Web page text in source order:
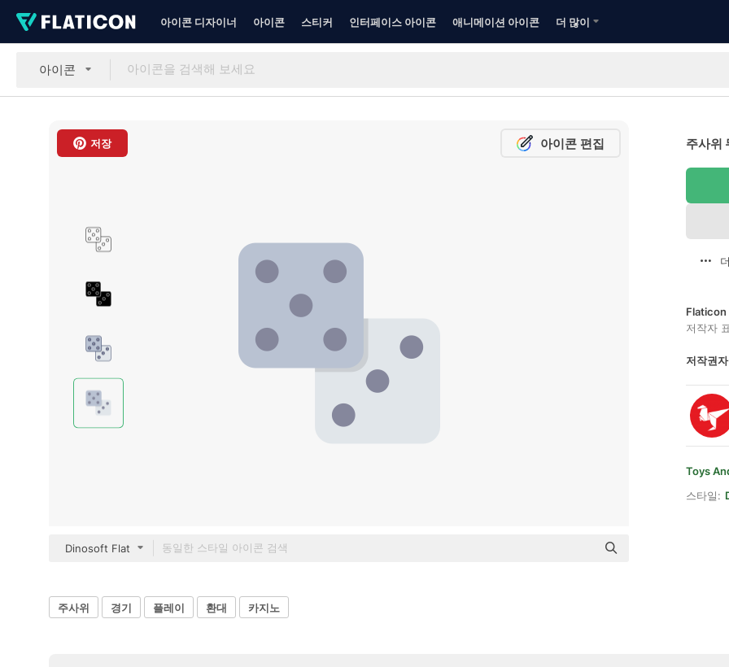
아이콘 디자이너 아이콘 스티커 인터페이스 아이콘 애니메이션 아이콘 더 많이
아이콘
저장 아이콘 편집
Dinosoft Flat
주사위
Flaticon
저작자
저작권
Toys
스타일:
주사위 경기 플레이 환대 카지노